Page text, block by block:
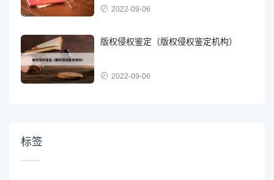
2022-09-06
版权侵权鉴定（版权侵权鉴定机构）
2022-09-06
标签